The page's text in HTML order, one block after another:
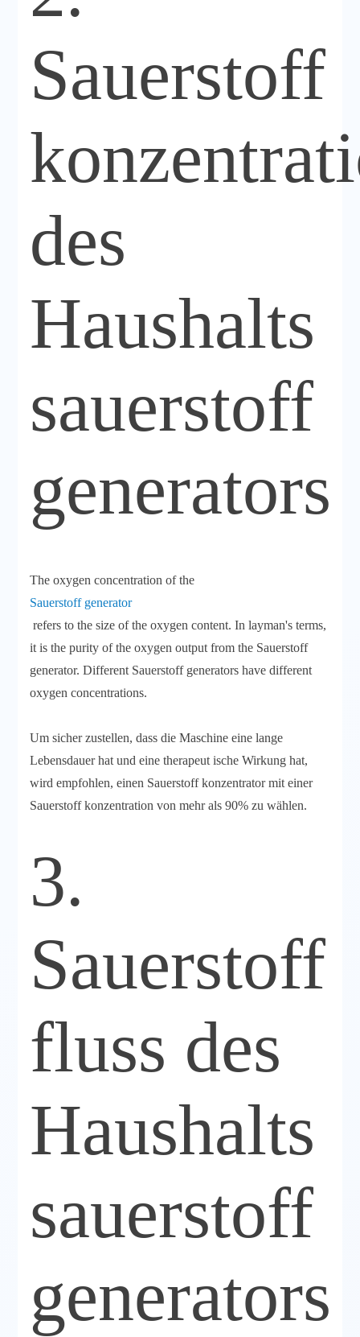
Sauerstoff
des
Haushalts
sauerstoff
generators
The oxygen concentration of the
Sauerstoff generator
refers to the size of the oxygen content. In layman's terms,
it is the purity of the oxygen output from the Sauerstoff
generator. Different Sauerstoff generators have different
oxygen concentrations.
Um sicher zustellen, dass die Maschine eine lange
Lebensdauer hat und eine therapeut ische Wirkung hat,
wird empfohlen, einen Sauerstoff konzentrator mit einer
Sauerstoff konzentration von mehr als 90% zu wählen.
3.
Sauerstoff
fluss des
Haushalts
sauerstoff
generators